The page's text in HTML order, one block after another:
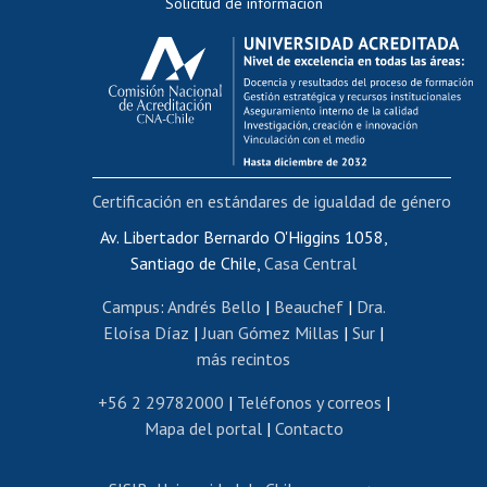
Evaluación docente
Calificación académica
Postulación al AUCAI
Funcionarias/os
Cursos internos de capacitación
Bienestar del personal
Portal de movilidad interna
Certificado de renta
Certificado de renta honorarios
Editar páginas blancas
Extranjeras/os
Revalidación y reconocimiento de títulos
Postulación al Programa de Movilidad Estudiantil
Av. Libertador Bernardo O'Higgins 1058,
Santiago de Chile, Casa Central
Campus: Andrés Bello | Beauchef| Dra.
Eloísa Díaz | Juan Gómez Millas | Sur |
más recintos
+56 2 29782000 | Teléfonos y correos |
Mapa del portal| Contacto
Certificación en estándares de igualdad de género